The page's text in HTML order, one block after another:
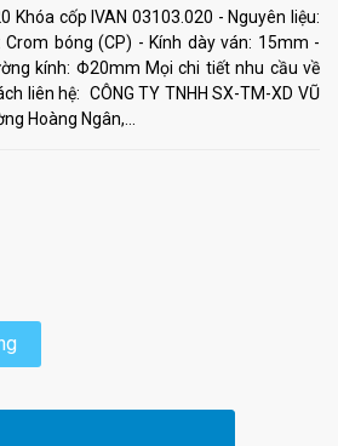
Khóa cốp IVAN 03103.020 - Nguyên liệu:
bóng (CP) - Kính dày ván: 15mm -
kính: Φ20mm Mọi chi tiết nhu cầu về
liên hệ: CÔNG TY TNHH SX-TM-XD VŨ
Hoàng Ngân,...